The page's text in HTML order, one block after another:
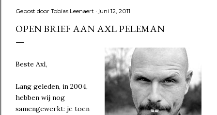
Gepost door Tobias Leenaert juni 12, 2011
OPEN BRIEF AAN AXL PELEMAN
Beste Axl,
Lang geleden, in 2004,
hebben wij nog
samengewerkt: je toen